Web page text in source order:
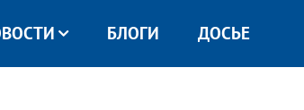
БЛОГИ ДОСЬЕ